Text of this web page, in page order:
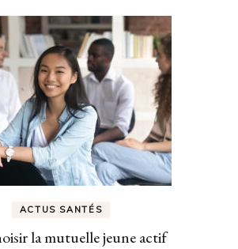
ACTUS SANTÉS
la mutuelle jeune actif